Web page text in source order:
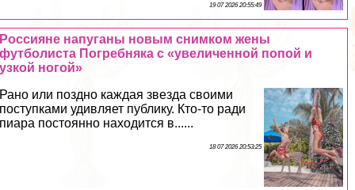
19 07 2026 20:55:49
Россияне напуганы новым снимком жены
футболиста Погребняка с «увеличенной попой и
узкой ногой»
Рано или поздно каждая звезда своими
поступками удивляет публику. Кто-то ради
пиара постоянно находится в......
18 07 2026 20:53:25